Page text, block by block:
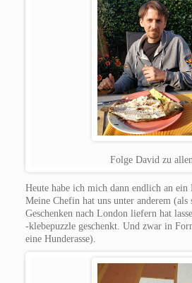
Folge David zu
Heute habe ich mich dann endlich an
Meine Chefin hat uns unter anderem
Geschenken nach London liefern hat
-klebepuzzle geschenkt. Und zwar in
eine Hunderasse).